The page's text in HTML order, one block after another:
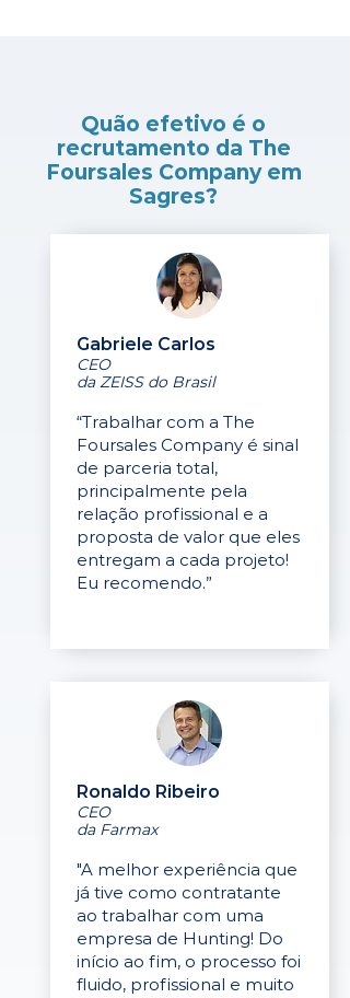
Quão efetivo é o
recrutamento da The
Foursales Company em
Sagres?
Gabriele Carlos
CEO
da ZEISS do Brasil
“Trabalhar com a The
Foursales Company é sinal
de parceria total,
principalmente pela
relação profissional e a
proposta de valor que eles
entregam a cada projeto!
Eu recomendo.”
Ronaldo Ribeiro
CEO
da Farmax
"A melhor experiência que
já tive como contratante
ao trabalhar com uma
empresa de Hunting! Do
início ao fim, o processo foi
fluido, profissional e muito